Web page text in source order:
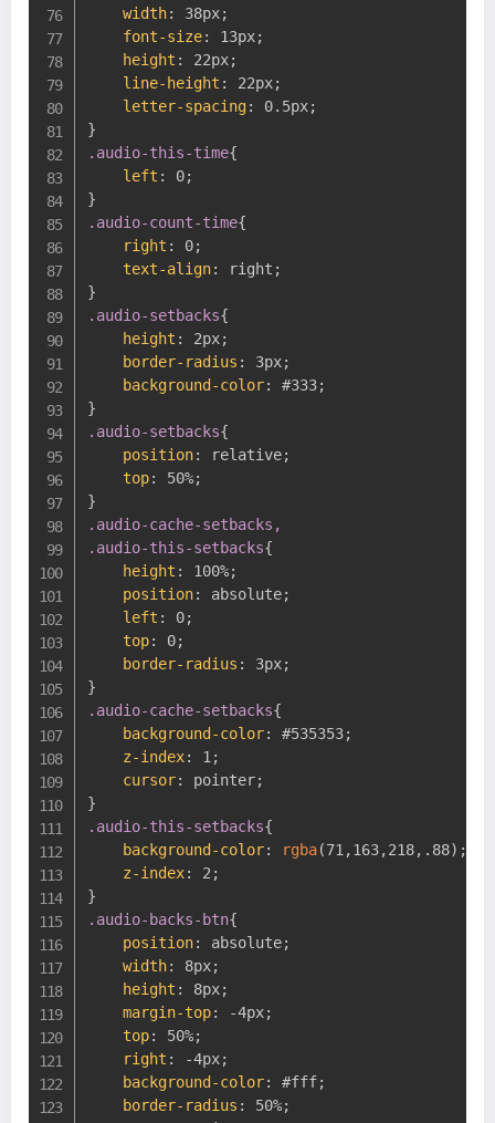
width: 38px;
font-size: 13px;
height : 22px;
line-height : 22px;
letter-spacing: 0.5px;
}
.audio-this-time{
left : 0;
}
.audio-count-time{
right : 0;
text-align: right ;
}
.audio-setbacks{
height : 2px;
border-radius : 3px;
background-color: #333;
}
.audio-setbacks{
position: relative;
top: 50%;
}
.audio-cache-setbacks,
.audio-this-setbacks{
height : 100%;
position: absolute;
left : 0;
top: 0;
border-radius : 3px;
}
.audio-cache-setbacks{
background-color: #535353;
z-index: 1 ;
cursor: pointer;
}
.audio-this-setbacks{
background-color: rgba(71,163,218,.88) ;
z-index: 2 ;
}
.audio-backs-btn{
position: absolute;
width: 8px;
height : 8px;
margin-top: -4px;
top: 50%;
right : -4px;
background-color: #fff;
border-radius : 50%;